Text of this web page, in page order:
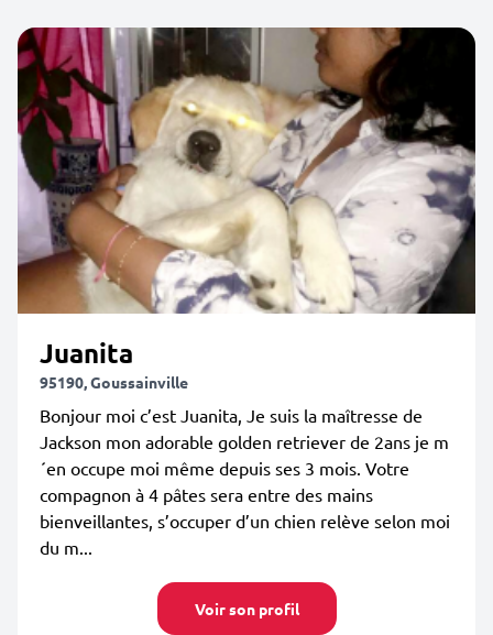
Juanita
95190, Goussainville
Bonjour moi c’est Juanita, Je suis la maîtresse de
Jackson mon adorable golden retriever de 2ans je m
´en occupe moi même depuis ses 3 mois. Votre
compagnon à 4 pâtes sera entre des mains
bienveillantes, s’occuper d’un chien relève selon moi
du m...
Voir son profil